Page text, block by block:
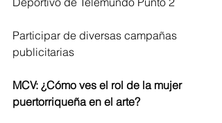
Participar de diversas campañas
publicitarias
MCV: ¿Cómo ves el rol de la mujer
puertorriqueña en el arte?